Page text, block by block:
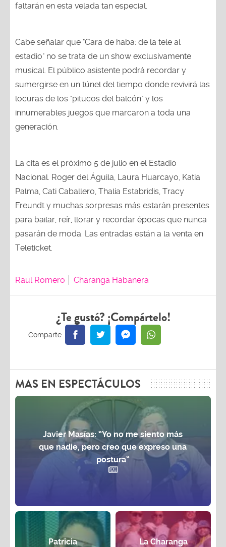
faltarán en esta velada tan especial.
Cabe señalar que "Cara de haba: de la tele al
estadio" no se trata de un show exclusivamente
musical. El público asistente podrá recordar y
sumergirse en un túnel del tiempo donde revivirá las
locuras de los "pitucos del balcón" y los
innumerables juegos que marcaron a toda una
generación.
La cita es el próximo 5 de julio en el Estadio
Nacional. Roger del Águila, Laura Huarcayo, Katia
Palma, Cati Caballero, Thalía Estabridis, Tracy
Freundt y muchas sorpresas más estarán presentes
para bailar, reír, llorar y recordar épocas que nunca
pasarán de moda. Las entradas están a la venta en
Teleticket.
Raul Romero Charanga Habanera
¿Te gustó? ¡Compártelo!
MAS EN ESPECTÁCULOS
Javier Masías: “Yo no me siento más
que nadie, pero creo que expreso una
postura”
Patricia
La Charanga